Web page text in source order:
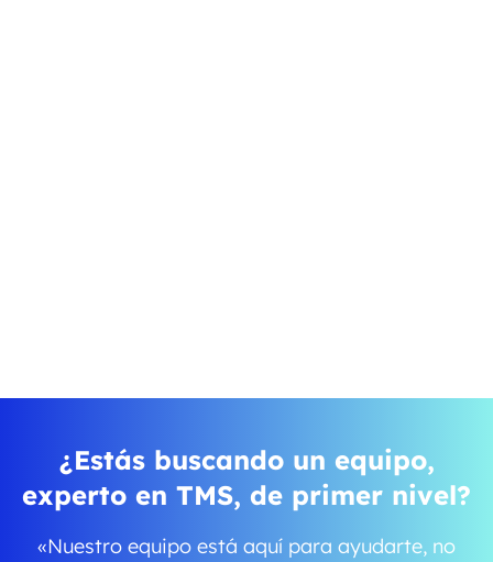
¿Estás buscando un equipo,
experto en TMS, de primer nivel?
«Nuestro equipo está aquí para ayudarte, no